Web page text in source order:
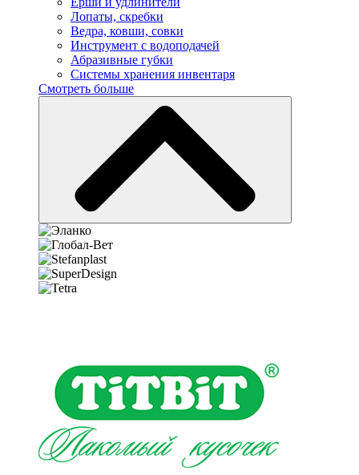
Лопаты, скребки
Ведра, ковши, совки
Инструмент с водоподачей
Абразивные губки
Системы хранения инвентаря
Смотреть больше